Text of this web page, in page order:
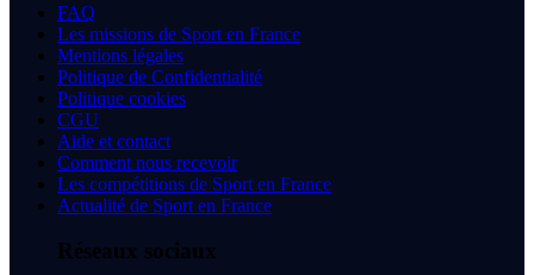
FAQ
Les missions de Sport en France
Mentions légales
Politique de Confidentialité
Politique cookies
CGU
Aide et contact
Comment nous recevoir
Les compétitions de Sport en France
Actualité de Sport en France
Réseaux sociaux